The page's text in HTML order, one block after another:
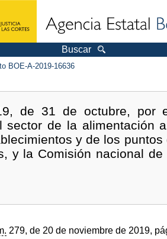
Buscar
BOE-A-2019-16636
de 31 de octubre,
sector de la alimentación
y de los
y la Comisión nacional
279, de 20 de noviembre de 2019,